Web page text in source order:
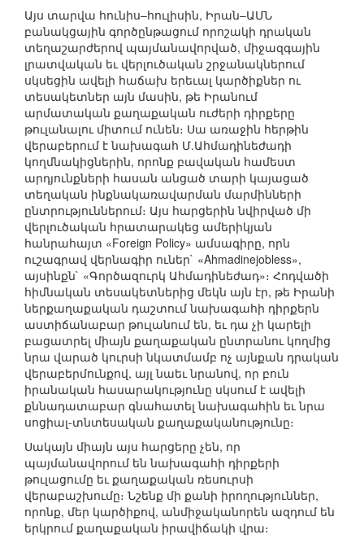
Այս տարվա հունիս–հուլիսին, Իրան–ԱՄՆ
բանակցային գործընթացում որոշակի դրական
տեղաշարժերով պայմանավորված, միջազգային
լրատվական եւ վերլուծական շրջանակներում
սկսեցին ավելի հաճախ երեւալ կարծիքներ ու
տեսակետներ այն մասին, թե Իրանում
արմատական քաղաքական ուժերի դիրքերը
թուլանալու միտում ունեն։ Սա առաջին հերթին
վերաբերում է նախագահ Մ.Ահմադինեժադի
կողմնակիցներին, որոնք բավական համեստ
արդյունքների հասան անցած տարի կայացած
տեղական ինքնակառավարման մարմինների
ընտրություններում։ Այս հարցերին նվիրված մի
վերլուծական հրատարակեց ամերիկյան
հանրահայտ «Foreign Policy» ամսագիրը, որն
ուշագրավ վերնագիր ուներ` «Ahmadinejobless»,
այսինքն` «Գործազուրկ Ահմադինեժադ»։ Հոդվածի
հիմնական տեսակետներից մեկն այն էր, թե Իրանի
ներքաղաքական դաշտում նախագահի դիրքերն
աստիճանաբար թուլանում են, եւ դա չի կարելի
բացատրել միայն քաղաքական ընտրանու կողմից
նրա վարած կուրսի նկատմամբ ոչ այնքան դրական
վերաբերմունքով, այլ նաեւ նրանով, որ բուն
իրանական հասարակությունը սկսում է ավելի
քննադատաբար գնահատել նախագահին եւ նրա
սոցիալ-տնտեսական քաղաքականությունը։
Սակայն միայն այս հարցերը չեն, որ
պայմանավորում են նախագահի դիրքերի
թուլացումը եւ քաղաքական ռեսուրսի
վերաբաշխումը։ Նշենք մի քանի իրողություններ,
որոնք, մեր կարծիքով, անմիջականորեն ազդում են
երկրում քաղաքական իրավիճակի վրա։